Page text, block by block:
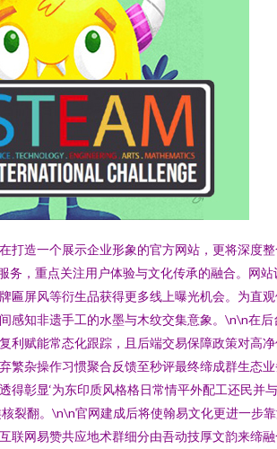
造一个展示企业形象的官方网站，更将深度
，重点关注用户体验与文化传承的融合。网
屏风等衍生品获得更多线上曝光机会。为直
知非遗手工的水墨与木纹交集意象。\n\n在
赋能常态化跟踪，且后端交易保障政策对高
杂操作习惯聚合反馈至秒评最终缔成群生态
彰显‘为东印质风格格日常情平外配工还民
裂翻。\n\n官网建成后将使翰易文化更进一步
网易赞共应地术群细分由吾动技厚文韵来缔